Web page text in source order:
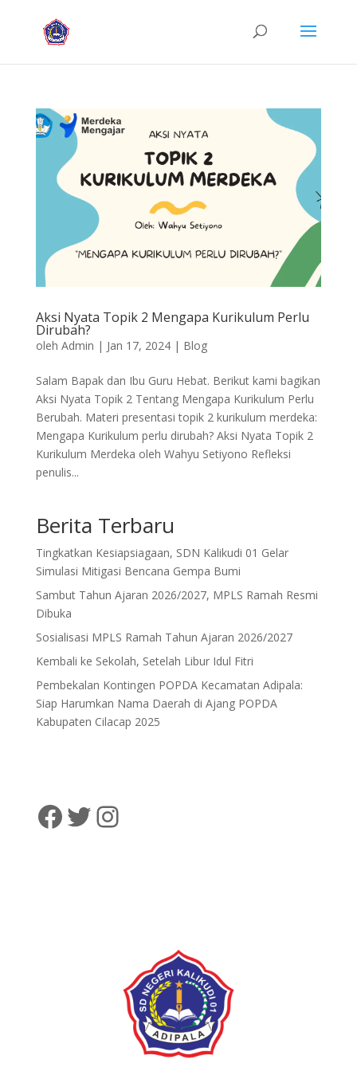
Aksi Nyata Topik 2 Mengapa Kurikulum Perlu
Dirubah?
oleh Admin | Jan 17, 2024| Blog
Salam Bapak dan Ibu Guru Hebat. Berikut kami bagikan
Aksi Nyata Topik 2 Tentang Mengapa Kurikulum Perlu
Berubah. Materi presentasi topik 2 kurikulum merdeka:
Mengapa Kurikulum perlu dirubah? Aksi Nyata Topik 2
Kurikulum Merdeka oleh Wahyu Setiyono Refleksi
penulis...
Berita Terbaru
Tingkatkan Kesiapsiagaan, SDN Kalikudi 01 Gelar
Simulasi Mitigasi Bencana Gempa Bumi
Sambut Tahun Ajaran 2026/2027, MPLS Ramah Resmi
Dibuka
Sosialisasi MPLS Ramah Tahun Ajaran 2026/2027
Kembali ke Sekolah, Setelah Libur Idul Fitri
Pembekalan Kontingen POPDA Kecamatan Adipala:
Siap Harumkan Nama Daerah di Ajang POPDA
Kabupaten Cilacap 2025
SD Negeri Kalikudi 01@sdnkalikudi01
@sdnkalikudi01